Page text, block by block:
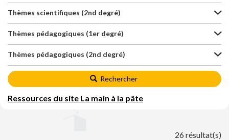
Thèmes scientifiques (2nd degré)
Thèmes pédagogiques (1er degré)
Thèmes pédagogiques (2nd degré)
Rechercher
Ressources du site La main à la pâte
26 résultat(s)